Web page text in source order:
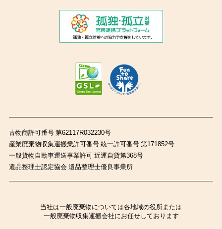
古物商許可番号 第62117R032230号
産業廃棄物収集運搬業許可番号 統一許可番号 第171852号
一般貨物自動車運送事業許可 近運自貨第368号
遺品整理士認定協会 遺品整理士優良事業所
当社は一般廃棄物については各地域の役所または
一般廃棄物収集運搬会社にお任せしております